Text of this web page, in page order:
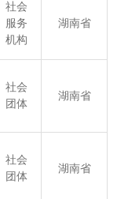
社会
服务
机构
湖南省
社会
团体
湖南省
社会
团体
湖南省